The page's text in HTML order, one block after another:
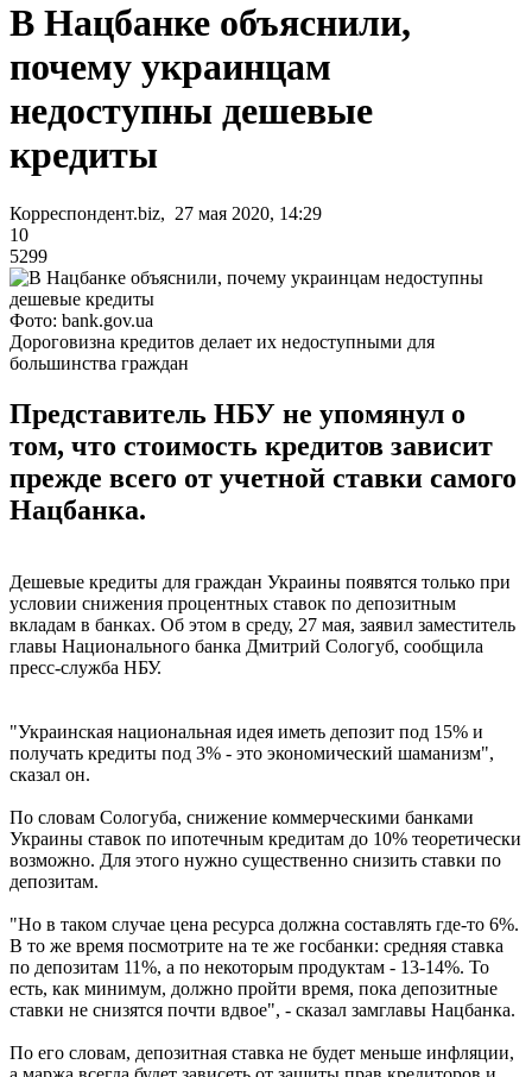
В Нацбанке объяснили,
почему украинцам
недоступны дешевые
кредиты
Корреспондент.biz, 27 мая 2020, 14:29
10
5299
Фото: bank.gov.ua
Дороговизна кредитов делает их недоступными для
большинства граждан
Представитель НБУ не упомянул о
том, что стоимость кредитов зависит
прежде всего от учетной ставки самого
Нацбанка.
Дешевые кредиты для граждан Украины появятся только при
условии снижения процентных ставок по депозитным
вкладам в банках. Об этом в среду, 27 мая, заявил заместитель
главы Национального банка Дмитрий Сологуб, сообщила
пресс-служба НБУ.
"Украинская национальная идея иметь депозит под 15% и
получать кредиты под 3% - это экономический шаманизм",
сказал он.
По словам Сологуба, снижение коммерческими банками
Украины ставок по ипотечным кредитам до 10% теоретически
возможно. Для этого нужно существенно снизить ставки по
депозитам.
"Но в таком случае цена ресурса должна составлять где-то 6%.
В то же время посмотрите на те же госбанки: средняя ставка
по депозитам 11%, а по некоторым продуктам - 13-14%. То
есть, как минимум, должно пройти время, пока депозитные
ставки не снизятся почти вдвое", - сказал замглавы Нацбанка.
По его словам, депозитная ставка не будет меньше инфляции,